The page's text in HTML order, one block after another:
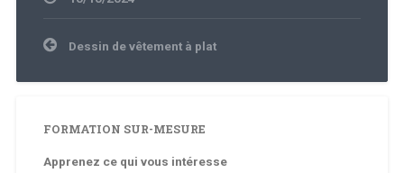
Navigation
de
Dessin de vêtement à plat
FORMATION SUR-MESURE
Apprenez ce qui vous intéresse